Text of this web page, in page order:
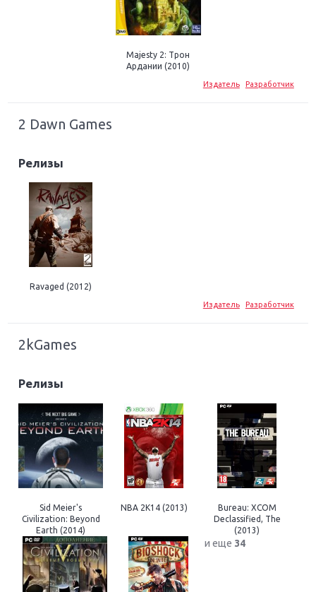
Majesty 2: Трон
Ардании (2010)
Издатель Разработчик
2 Dawn Games
Релизы
Ravaged (2012)
Издатель Разработчик
2kGames
Релизы
Sid Meier's
Civilization: Beyond
Earth (2014)
NBA 2K14 (2013)
Bureau: XCOM
Declassified, The
(2013)
и еще 34